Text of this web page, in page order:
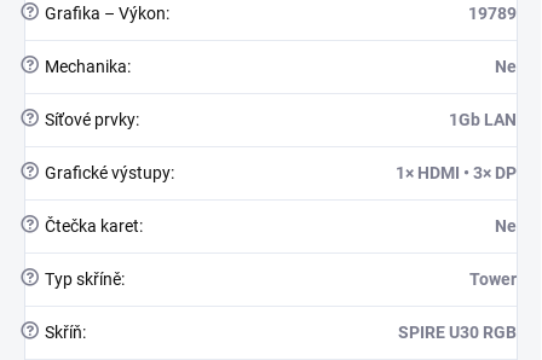
? Grafika – Výkon: 19789
? Mechanika: Ne
? Síťové prvky: 1Gb LAN
? Grafické výstupy: 1× HDMI • 3× DP
? Čtečka karet: Ne
? Typ skříně: Tower
? Skříň: SPIRE U30 RGB